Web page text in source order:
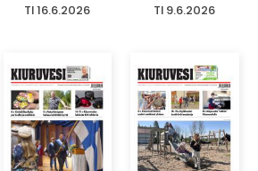
TI 16.6.2026 TI 9.6.2026